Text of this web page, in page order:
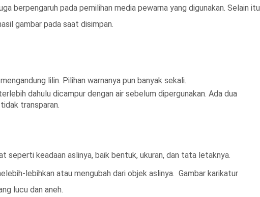
berpengaruh pada pemilihan media pewarna yang digunakan. Selain itu
gambar pada saat disimpan.
lilin. Pilihan warnanya pun banyak sekali.
dahulu dicampur dengan air sebelum dipergunakan. Ada dua
transparan.
seperti keadaan aslinya, baik bentuk, ukuran, dan tata letaknya.
lebihkan atau mengubah dari objek aslinya. Gambar karikatur
lucu dan aneh.